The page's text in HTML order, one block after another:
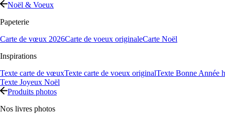
Noël & Voeux
Papeterie
Carte de vœux 2026Carte de voeux originaleCarte Noël
Inspirations
Texte carte de vœuxTexte carte de voeux originalTexte Bonne Année
Texte Joyeux Noël
Produits photos
Nos livres photos